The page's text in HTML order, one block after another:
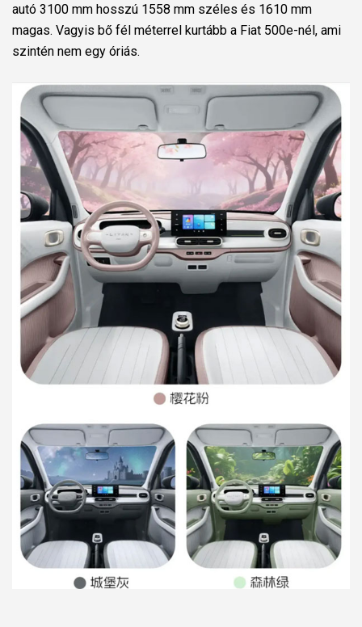
autó 3100 mm hosszú 1558 mm széles és 1610 mm
magas. Vagyis bő fél méterrel kurtább a Fiat 500e-nél, ami
szintén nem egy óriás.